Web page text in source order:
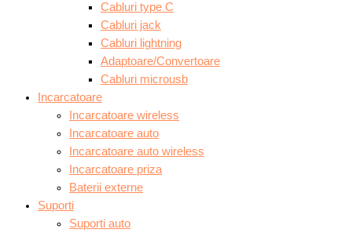
Cabluri type C
Cabluri jack
Cabluri lightning
Adaptoare/Convertoare
Cabluri microusb
Incarcatoare
Incarcatoare wireless
Incarcatoare auto
Incarcatoare auto wireless
Incarcatoare priza
Baterii externe
Suporti
Suporti auto